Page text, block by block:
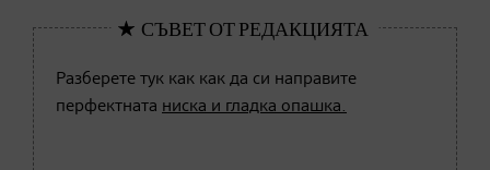
Разберете тук как как да си направите
перфектната ниска и гладка опашка.